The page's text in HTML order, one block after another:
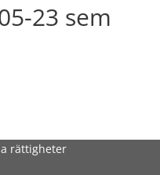
23 sem
rättigheter